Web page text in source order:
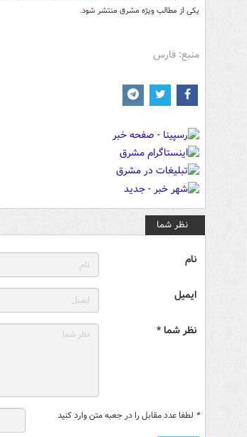
یکی از مطالب ویژه مشرق منتشر شود.
منبع: فارس
نظر شما
نام
ایمیل
نظر شما *
* لطفا عدد مقابل را در جعبه متن وارد کنید